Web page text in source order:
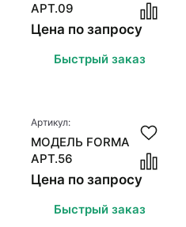
АРТ.09
Цена по запросу
Быстрый заказ
Артикул:
МОДЕЛЬ FORMA
АРТ.56
Цена по запросу
Быстрый заказ